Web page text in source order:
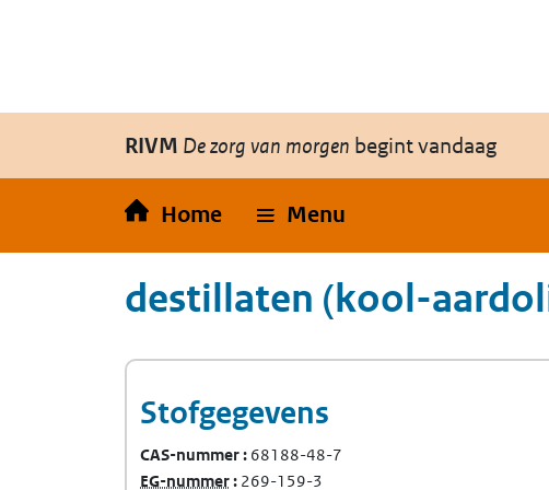
RIVM De zorg van morgen begint vandaag
Home Menu
destillaten (kool-
Stofgegevens
CAS-nummer 68188-48-7
EG-nummer(Europees Gemeenschap-nummer)
269-159-3